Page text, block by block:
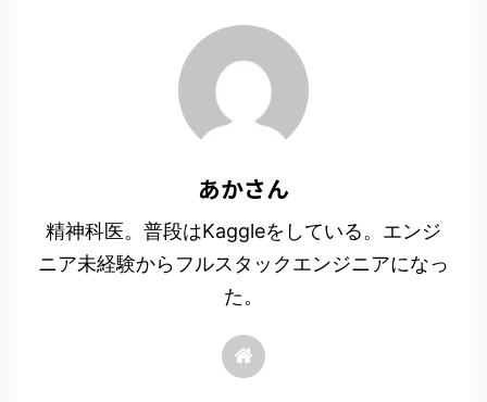
あかさん
精神科医。普段はKaggleをしている。エンジ
ニア未経験からフルスタックエンジニアになっ
た。